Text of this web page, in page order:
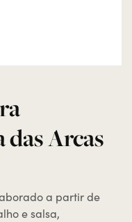
Arcas
a partir de
e salsa,